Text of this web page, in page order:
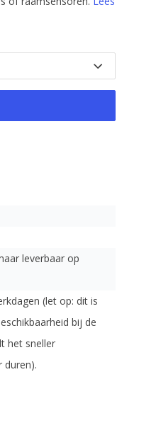
leverbaar op
(let op: dit is
bij de
het sneller
duren).